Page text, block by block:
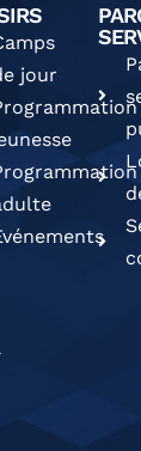
jour